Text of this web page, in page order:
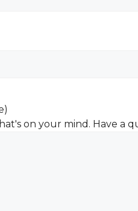
on your mind. Have a